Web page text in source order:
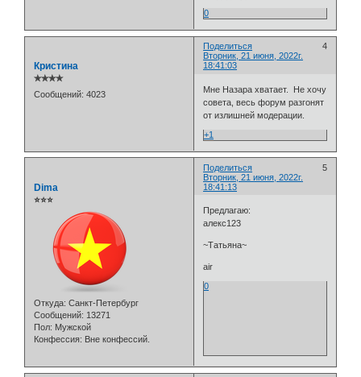
0
Поделиться
4
Вторник, 21 июня, 2022г.
18:41:03
Кристина
✯✯✯✯
Сообщений: 4023
Мне Назара хватает. Не хочу
совета, весь форум разгонят
от излишней модерации.
+1
Поделиться
5
Вторник, 21 июня, 2022г.
18:41:13
Dima
⭐⭐⭐
Откуда: Санкт-Петербург
Сообщений: 13271
Пол: Мужской
Конфессия: Вне конфессий.
Предлагаю:
алекс123
~Татьяна~
air
0